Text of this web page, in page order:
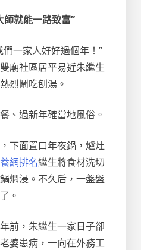
師就能一路致富”
一家人好好過個年！”
廟社區居平易近朱繼生
烈鬧吃刨湯。
、過新年確當地風俗。
下面置口年夜鍋，爐灶
網排名繼生將食材洗切
燜浸。不久后，一盤盤
。
前，朱繼生一家日子卻
婆患病，一向在外務工